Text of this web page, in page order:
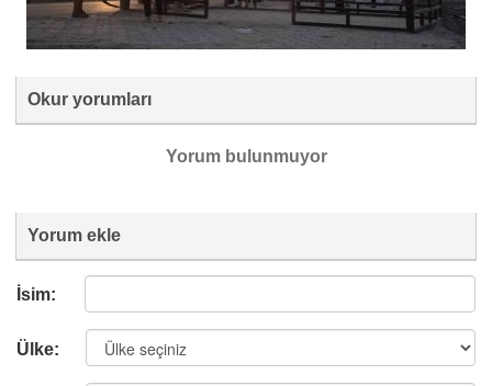
Okur yorumları
Yorum bulunmuyor
Yorum ekle
İsim:
Ülke: